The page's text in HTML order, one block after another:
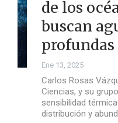
de los
buscan
profundas
Ene 13, 2025
Carlos Rosas
Ciencias, y su
sensibilidad
distribución y